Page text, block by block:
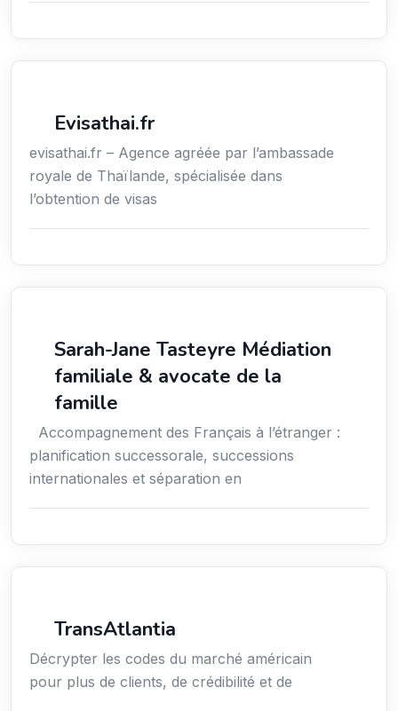
Evisathai.fr
evisathai.fr – Agence agréée par l’ambassade
royale de Thaïlande, spécialisée dans
l’obtention de visas
Sarah-Jane Tasteyre Médiation
familiale & avocate de la
famille
Accompagnement des Français à l’étranger :
planification successorale, successions
internationales et séparation en
TransAtlantia
Décrypter les codes du marché américain
pour plus de clients, de crédibilité et de